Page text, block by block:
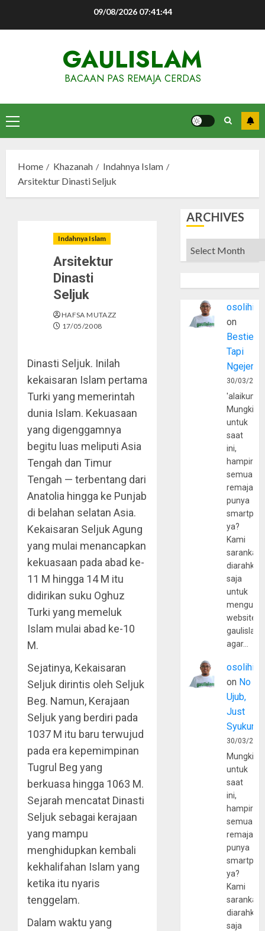
09/08/2026 07:41:45
GAULISLAM
BACAAN PAS REMAJA CERDAS
Primary
Menu
Home Khazanah
Indahnya Islam
Arsitektur Dinasti Seljuk
Indahnya Islam
Arsitektur
Dinasti
Seljuk
HAFSA MUTAZZ
17/05/2008
Dinasti Seljuk. Inilah
kekaisaran Islam pertama
Turki yang memerintah
dunia Islam. Kekuasaan
yang digenggamnya
begitu luas meliputi Asia
Tengah dan Timur
Tengah — terbentang dari
Anatolia hingga ke Punjab
di belahan selatan Asia.
Kekaisaran Seljuk Agung
yang mulai menancapkan
kekuasaan pada abad ke-
11 M hingga 14 M itu
didirikan suku Oghuz
Turki yang memeluk
Islam mulai abad ke-10
M.
Sejatinya, Kekaisaran
Seljuk dirintis oleh Seljuk
Beg. Namun, Kerajaan
Seljuk yang berdiri pada
1037 M itu baru terwujud
pada era kepemimpinan
Tugrul Beg yang
berkuasa hingga 1063 M.
Sejarah mencatat Dinasti
Seljuk sebagai kerajaan
yang mampu
menghidupkan kembali
kekhalifahan Islam yang
ketika itu nyaris
tenggelam.
Dalam waktu yang
ARCHIVES
Archives
osolihin
on
Bestie
Tapi
30/03/
Mungkin
untuk
saat
ini,
hampir
semua
remaja
punya
ya?
Kami
sarankan,
diarahkan
saja
untuk
website
agar…
osolihin
on No
Ujub,
Just
Syukur
30/03/
Mungkin
untuk
saat
ini,
hampir
semua
remaja
punya
ya?
Kami
sarankan,
diarahkan
saja